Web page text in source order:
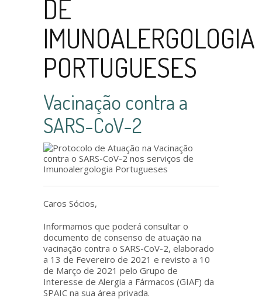
DE
IMUNOALERGOLOGIA
PORTUGUESES
Vacinação contra a
SARS-CoV-2
Caros Sócios,
Informamos que poderá consultar o
documento de consenso de atuação na
vacinação contra o SARS-CoV-2, elaborado
a 13 de Fevereiro de 2021 e revisto a 10
de Março de 2021 pelo Grupo de
Interesse de Alergia a Fármacos (GIAF) da
SPAIC na sua área privada.